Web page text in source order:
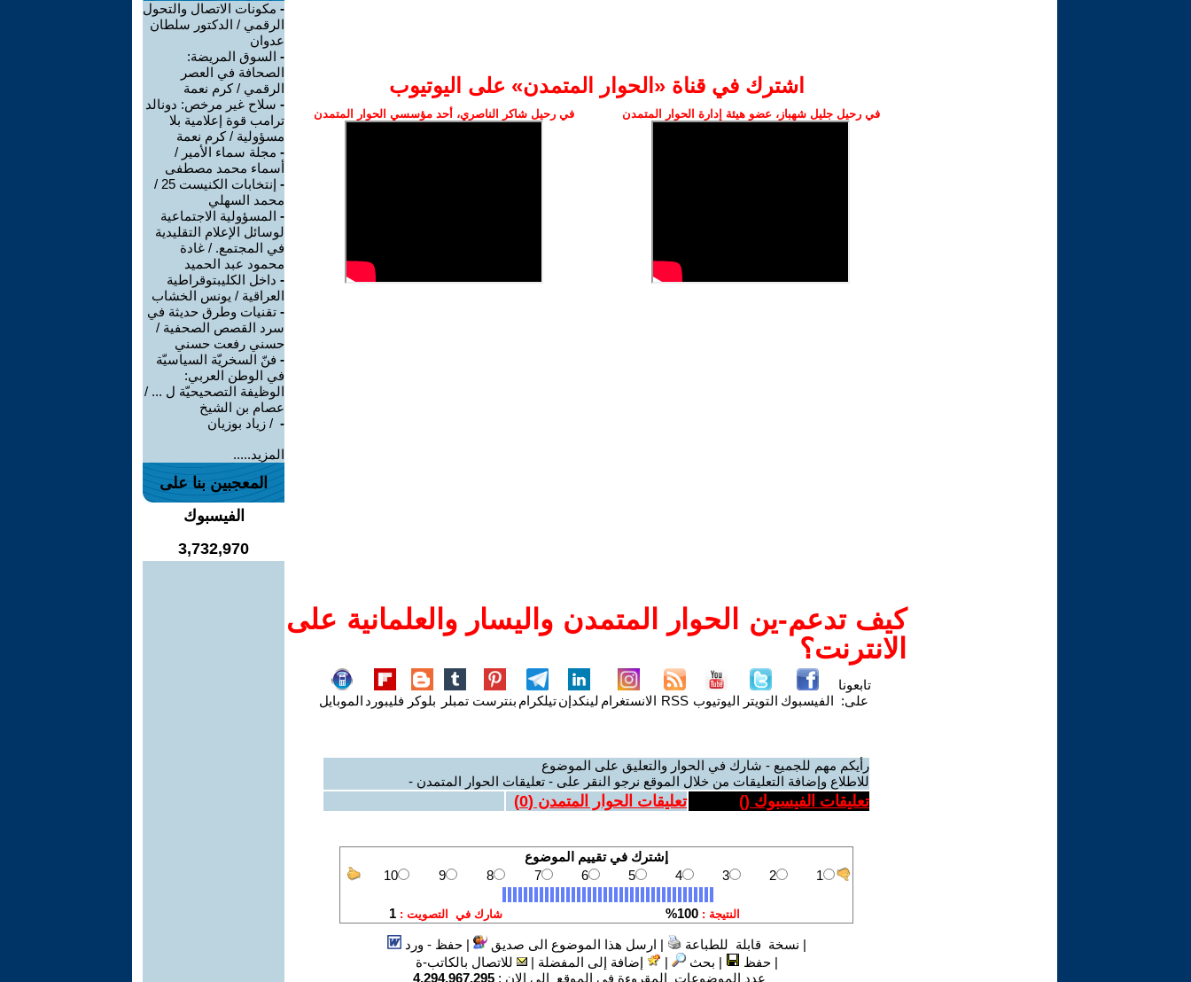
اشترك في قناة ‫«الحوار المتمدن» على اليوتيوب
في رحيل جليل شهباز، عضو هيئة إدارة الحوار المتمدن في رحيل شاكر الناصري، أحد مؤسسي الحوار المتمدن
كيف تدعم-ين الحوار المتمدن واليسار والعلمانية على
الانترنت؟
تابعونا
على: الفيسبوك التويتر اليوتيوب RSS الانستغرام لينكدإنتيلكرام بنترست تمبلر بلوكر فليبورد الموبايل
رأيكم مهم للجميع - شارك في الحوار والتعليق على الموضوع
للاطلاع وإضافة التعليقات من خلال الموقع نرجو النقر على - تعليقات الحوار المتمدن -
تعليقات الفيسبوك () تعليقات الحوار المتمدن (0
)
| نسخة قابلة للطباعة | ارسل هذا الموضوع الى صديق |حفظ - ورد
|حفظ | بحث | إضافة إلى المفضلة |
للاتصال بالكاتب-ة
عدد الموضوعات المقروءة في الموقع الى الان : 4,294,967,295
- مكونات الاتصال والتحول
الرقمي / الدكتور سلطان
عدوان
- السوق المريضة:
الصحافة في العصر
الرقمي / كرم نعمة
- سلاح غير مرخص: دونالد
ترامب قوة إعلامية بلا
مسؤولية / كرم نعمة
- مجلة سماء الأمير /
أسماء محمد مصطفى
-
إنتخابات الكنيست 25 /
محمد السهلي
- المسؤولية الاجتماعية
لوسائل الإعلام التقليدية
في المجتمع. / غادة
محمود عبد الحميد
- داخل الكليبتوقراطية
العراقية / يونس الخشاب
- تقنيات وطرق حديثة في
سرد القصص الصحفية /
حسني رفعت حسني
- فنّ السخريّة السياسيّة
في الوطن العربي:
الوظيفة التصحيحيّة ل ... /
عصام بن الشيخ
- ‏ / زياد بوزيان
المزيد.....
المعجبين بنا على
الفيسبوك
3,732,970